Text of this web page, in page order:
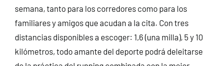
semana, tanto para los corredores como para los
familiares y amigos que acudan a la cita. Con tres
distancias disponibles a escoger: 1,6 (una milla), 5 y 10
kilómetros, todo amante del deporte podrá deleitarse